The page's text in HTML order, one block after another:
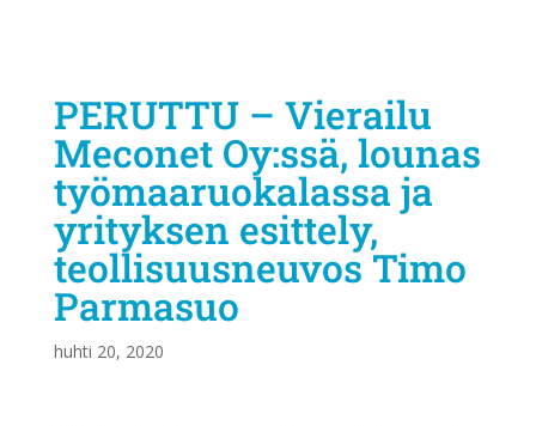
PERUTTU – Vierailu
Meconet Oy:ssä, lounas
työmaaruokalassa ja
yrityksen esittely,
teollisuusneuvos Timo
Parmasuo
huhti 20, 2020